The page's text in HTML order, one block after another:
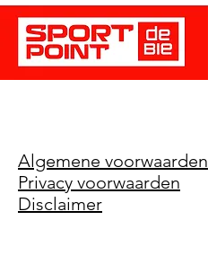
Algemene voorwaarden
Privacy voorwaarden
Disclaimer